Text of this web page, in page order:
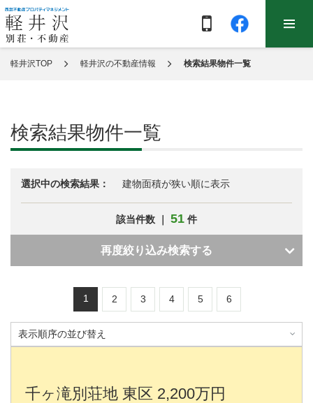
軽井沢TOP 軽井沢の不動産情報 検索結果物件一覧
検索結果物件一覧
選択中の検索結果： 建物面積が狭い順に表示
該当件数 ｜ 51 件
再度絞り込み検索する
1 2 3 4 5 6
千ヶ滝別荘地 東区 2,200万円